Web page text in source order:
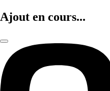
Ajout en cours...